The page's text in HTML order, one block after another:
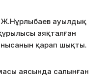
Ж.Нұрлыбаев ауылдық
аяқталған
нысанын қарап шықты.
аясында салынған